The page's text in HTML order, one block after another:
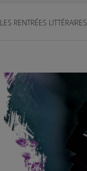
LES RENTRÉES LITTÉRAIRES